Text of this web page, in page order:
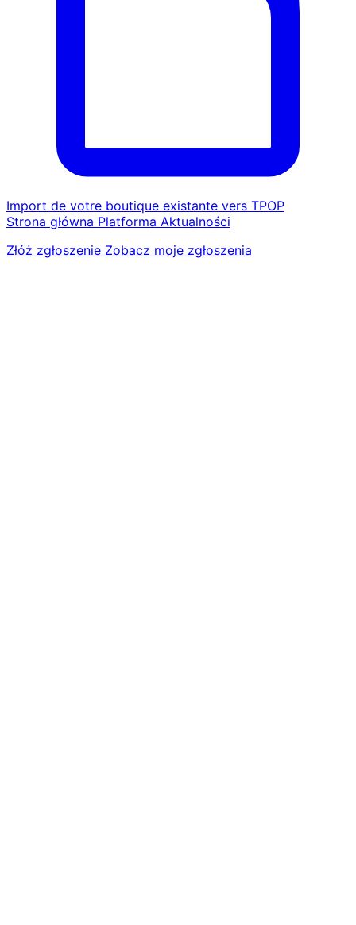
Import de votre boutique existante vers TPOP
Strona główna Platforma Aktualności
Złóż zgłoszenie Zobacz moje zgłoszenia